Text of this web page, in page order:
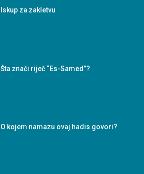
Iskup za zakletvu
Šta znači riječ “Es-Samed”?
O kojem namazu ovaj hadis govori?